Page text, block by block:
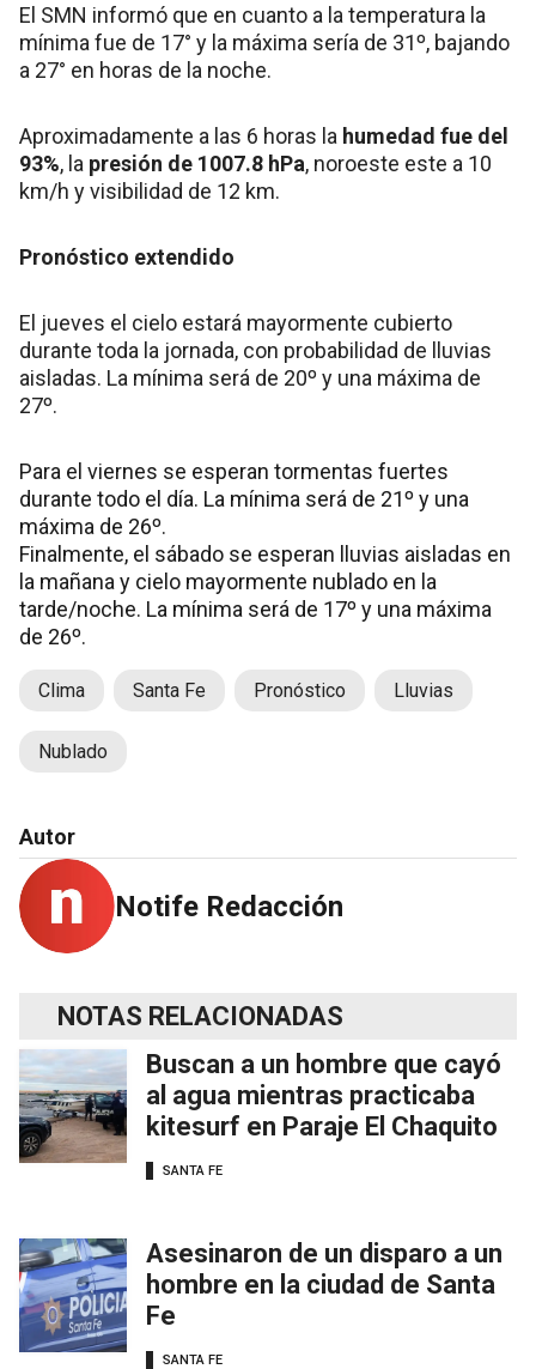
El SMN informó que en cuanto a la temperatura la
mínima fue de 17° y la máxima sería de 31º, bajando
a 27° en horas de la noche.
Aproximadamente a las 6 horas la humedad fue del
93%, la presión de 1007.8 hPa, noroeste este a 10
km/h y visibilidad de 12 km.
Pronóstico extendido
El jueves el cielo estará mayormente cubierto
durante toda la jornada, con probabilidad de lluvias
aisladas. La mínima será de 20º y una máxima de
27º.
Para el viernes se esperan tormentas fuertes
durante todo el día. La mínima será de 21º y una
máxima de 26º.
Finalmente, el sábado se esperan lluvias aisladas en
la mañana y cielo mayormente nublado en la
tarde/noche. La mínima será de 17º y una máxima
de 26º.
Clima Santa Fe Pronóstico Lluvias
Nublado
Autor
Notife Redacción
NOTAS RELACIONADAS
Buscan a un hombre que cayó
al agua mientras practicaba
kitesurf en Paraje El Chaquito
SANTA FE
Asesinaron de un disparo a un
hombre en la ciudad de Santa
Fe
SANTA FE